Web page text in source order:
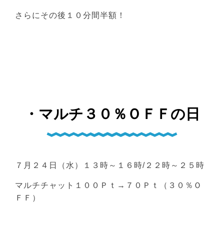
さらにその後１０分間半額！
・マルチ３０％ＯＦＦの日
７月２４日（水）１３時～１６時/２２時～２５時
マルチチャット１００Ｐｔ→７０Ｐｔ（３０％Ｏ
ＦＦ）